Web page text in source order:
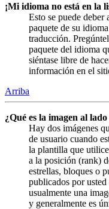
¡Mi idioma no está en la
Esto se puede deber
paquete de su
traducción.
paquete del idioma
siéntase libre de
información en el
Arriba
¿Qué es la imagen al
Hay dos imágenes
de usuario cuando
la plantilla que
a la posición (rank)
estrellas, bloques o
publicados por
usualmente una
y generalmente es